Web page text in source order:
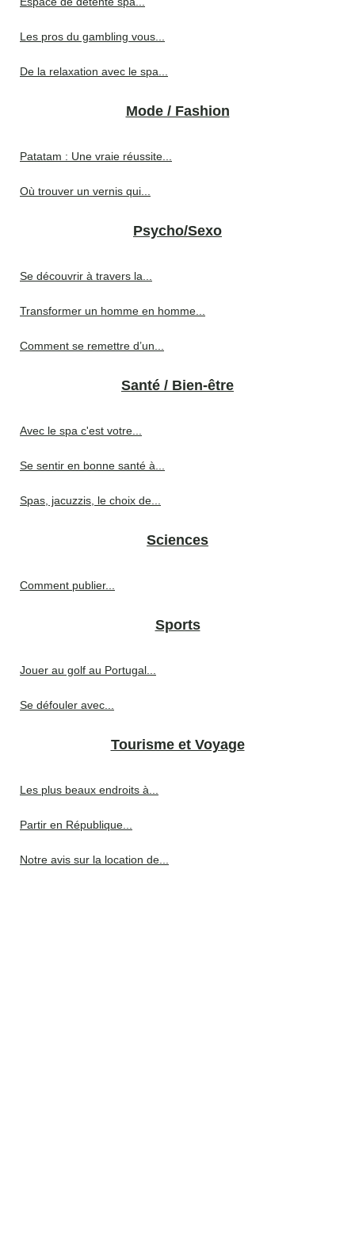
Les pros du gambling vous...
De la relaxation avec le spa...
Mode / Fashion
Patatam : Une vraie réussite...
Où trouver un vernis qui...
Psycho/Sexo
Se découvrir à travers la...
Transformer un homme en homme...
Comment se remettre d’un...
Santé / Bien-être
Avec le spa c'est votre...
Se sentir en bonne santé à...
Spas, jacuzzis, le choix de...
Sciences
Comment publier...
Sports
Jouer au golf au Portugal...
Se défouler avec...
Tourisme et Voyage
Les plus beaux endroits à...
Partir en République...
Notre avis sur la location de...